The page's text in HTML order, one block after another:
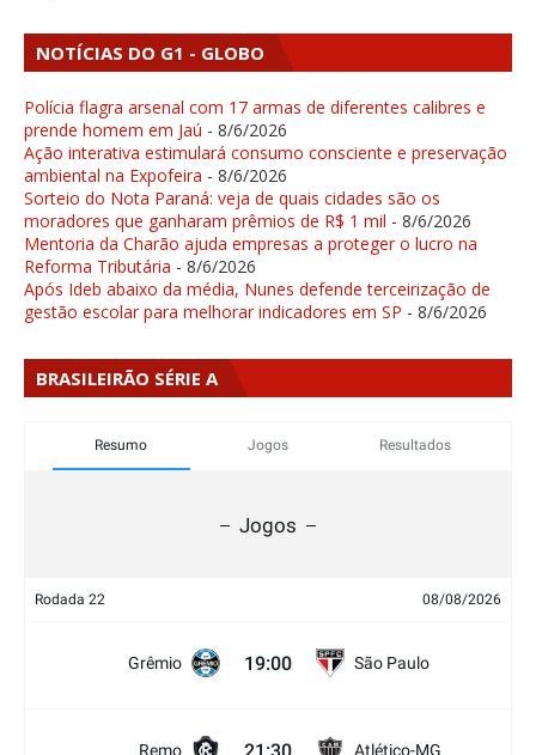
NOTÍCIAS DO G1 - GLOBO
Polícia flagra arsenal com 17 armas de diferentes calibres e
prende homem em Jaú - 8/6/2026
Ação interativa estimulará consumo consciente e preservação
ambiental na Expofeira - 8/6/2026
Sorteio do Nota Paraná: veja de quais cidades são os
moradores que ganharam prêmios de R$ 1 mil - 8/6/2026
Mentoria da Charão ajuda empresas a proteger o lucro na
Reforma Tributária - 8/6/2026
Após Ideb abaixo da média, Nunes defende terceirização de
gestão escolar para melhorar indicadores em SP - 8/6/2026
BRASILEIRÃO SÉRIE A
Resumo Jogos Resultados
Jogos
Rodada 22 08/08/2026
Grêmio 19:00 São Paulo
Remo Atlético-MG